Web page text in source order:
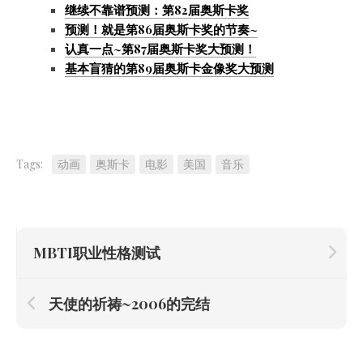
继续不靠谱预测：第82届奥斯卡奖
预测！就是第86届奥斯卡奖的节奏~
认真一点~第87届奥斯卡奖大预测！
基本盲猜的第89届奥斯卡金像奖大预测
Tags: 动画 奥斯卡 电影 美国 音乐
MBTI职业性格测试
天使的祈祷~2006的完结